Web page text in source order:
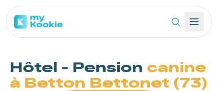
Hôtel - Pension canine
à Betton Bettonet (73)